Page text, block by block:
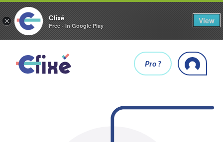
× Cfixé
Free - In Google Play
View
Pro ?